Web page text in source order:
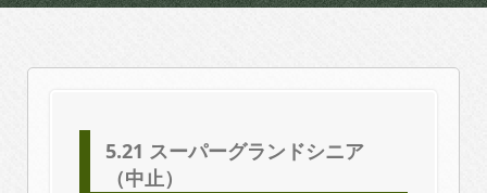
5.21 スーパーグランドシニア
（中止）